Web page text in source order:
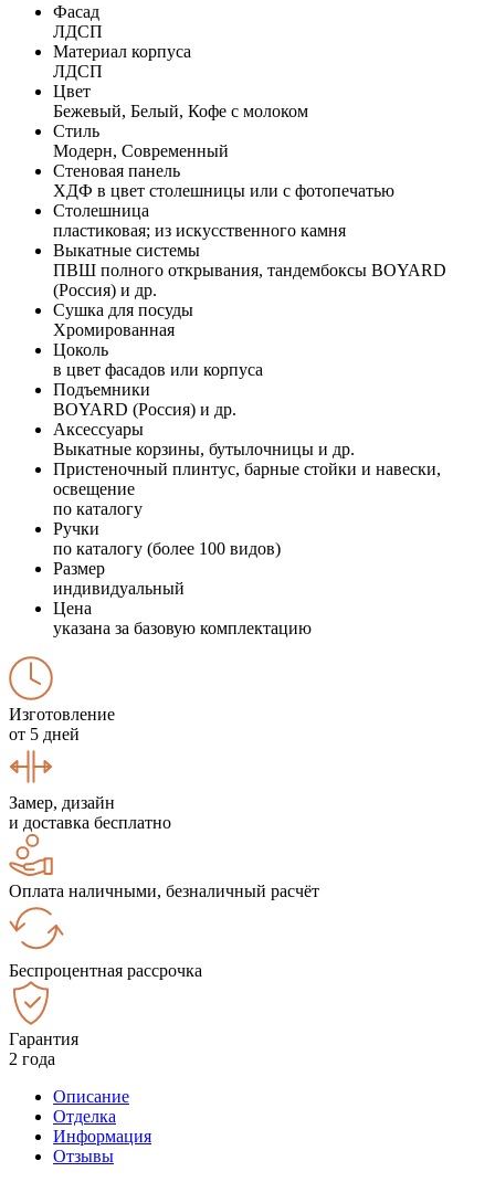
Фасад
ЛДСП
Материал корпуса
ЛДСП
Цвет
Бежевый, Белый, Кофе с молоком
Стиль
Модерн, Современный
Стеновая панель
ХДФ в цвет столешницы или с фотопечатью
Столешница
пластиковая; из искусственного камня
Выкатные системы
ПВШ полного открывания, тандембоксы BOYARD
(Россия) и др.
Сушка для посуды
Хромированная
Цоколь
в цвет фасадов или корпуса
Подъемники
BOYARD (Россия) и др.
Аксессуары
Выкатные корзины, бутылочницы и др.
Пристеночный плинтус, барные стойки и навески,
освещение
по каталогу
Ручки
по каталогу (более 100 видов)
Размер
индивидуальный
Цена
указана за базовую комплектацию
Изготовление
от 5 дней
Замер, дизайн
и доставка бесплатно
Оплата наличными, безналичный расчёт
Беспроцентная рассрочка
Гарантия
2 года
Описание
Отделка
Информация
Отзывы